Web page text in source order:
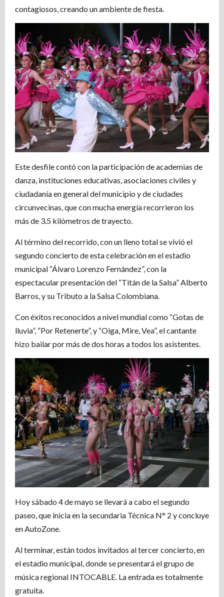
contagiosos, creando un ambiente de fiesta.
Este desfile contó con la participación de academias de
danza, instituciones educativas, asociaciones civiles y
ciudadanía en general del municipio y de ciudades
circunvecinas, que con mucha energía recorrieron los
más de 3.5 kilómetros de trayecto.
Al término del recorrido, con un lleno total se vivió el
segundo concierto de esta celebración en el estadio
municipal “Álvaro Lorenzo Fernández”, con la
espectacular presentación del “Titán de la Salsa” Alberto
Barros, y su Tributo a la Salsa Colombiana.
Con éxitos reconocidos a nivel mundial como “Gotas de
lluvia”, “Por Retenerte”, y “Oiga, Mire, Vea”, el cantante
hizo bailar por más de dos horas a todos los asistentes.
Hoy sábado 4 de mayo se llevará a cabo el segundo
paseo, que inicia en la secundaria Técnica N° 2 y concluye
en AutoZone.
Al terminar, están todos invitados al tercer concierto, en
el estadio municipal, donde se presentará el grupo de
música regional INTOCABLE. La entrada es totalmente
gratuita.